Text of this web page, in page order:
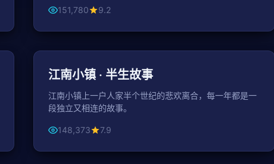
151,780 9.2
家庭
43分钟 / 集
江南小镇 · 半生故事
江南小镇上一户人家半个世纪的悲欢离合，每一年都是一
段独立又相连的故事。
148,373 7.9